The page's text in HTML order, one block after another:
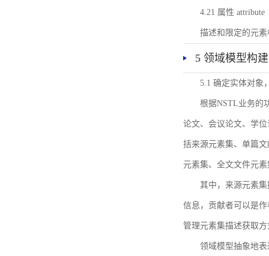
4.21 属性 attribute
描述和限定的元
5 领域模型构建
5.1 确定实体对象
根据NSTL业务的
论文、会议论文、学
括来源元素集、单篇
元素集、全文文件元
其中，来源元素
信息，贡献者可以是
管理元素集描述获取
领域模型抽象地